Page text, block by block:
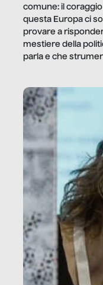
comune: il
questa Europa ci
provare a
mestiere della
parla e che